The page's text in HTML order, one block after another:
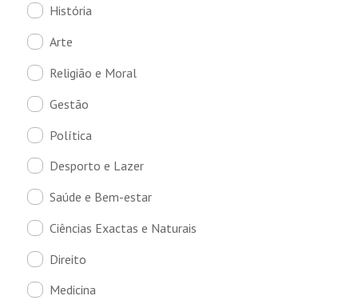
História
Arte
Religião e Moral
Gestão
Política
Desporto e Lazer
Saúde e Bem-estar
Ciências Exactas e Naturais
Direito
Medicina